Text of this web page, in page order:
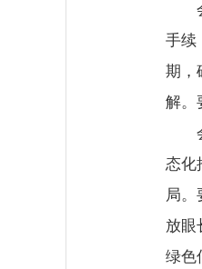
手续
期，
解。
态化
局。
放眼
绿色